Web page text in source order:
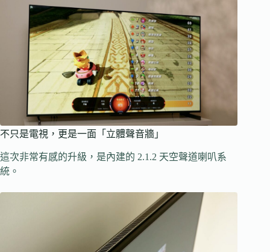
不只是電視，更是一面「立體聲音牆」
這次非常有感的升級，是內建的 2.1.2 天空聲道喇叭系
統。